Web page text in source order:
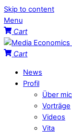
Skip to content
Menu
Cart
Cart
News
Profil
Über
Vorträge
Videos
Vita